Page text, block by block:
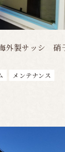
外製サッシ 硝
メンテナンス